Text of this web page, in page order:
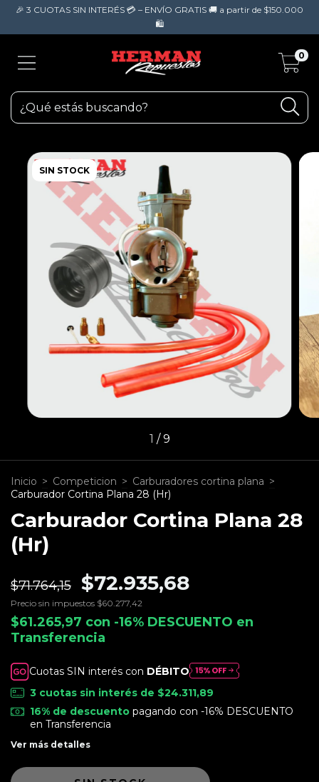
🎉 3 CUOTAS SIN INTERÉS 💳 – ENVÍO GRATIS 🚚 a partir de $150.000
🛍️
0
SIN STOCK
1 /9
Inicio > Competicion > Carburadores cortina plana >
Carburador Cortina Plana 28 (Hr)
Carburador Cortina Plana 28
(Hr)
$71.764,15 $72.935,68
Precio sin impuestos $60.277,42
$61.265,97 con -16% DESCUENTO en
Transferencia
Cuotas SIN interés con DÉBITO
3 cuotas sin interés de $24.311,89
16% de descuentopagando con -16% DESCUENTO
en Transferencia
Ver más detalles